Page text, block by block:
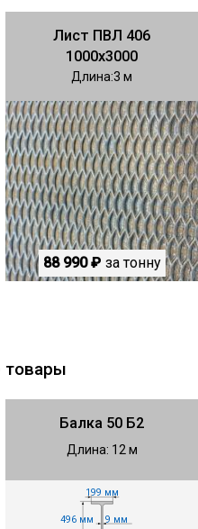
Лист ПВЛ 406
1000х3000
Длина 3
88 990 ₽ за тонну
Балка 50 Б2
Длина: 12 м
496 мм
199 мм
9 мм